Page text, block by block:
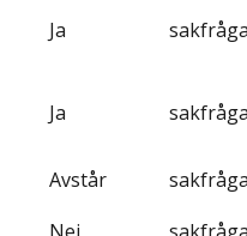
Ja
Ja
Avstår